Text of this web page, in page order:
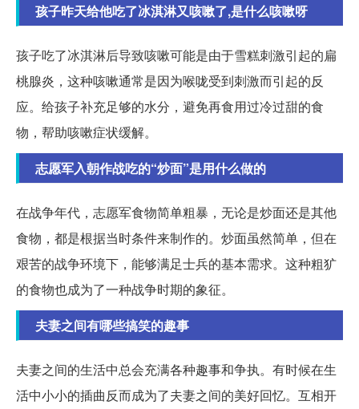
孩子昨天给他吃了冰淇淋又咳嗽了,是什么咳嗽呀
孩子吃了冰淇淋后导致咳嗽可能是由于雪糕刺激引起的扁
桃腺炎，这种咳嗽通常是因为喉咙受到刺激而引起的反
应。给孩子补充足够的水分，避免再食用过冷过甜的食
物，帮助咳嗽症状缓解。
志愿军入朝作战吃的“炒面”是用什么做的
在战争年代，志愿军食物简单粗暴，无论是炒面还是其他
食物，都是根据当时条件来制作的。炒面虽然简单，但在
艰苦的战争环境下，能够满足士兵的基本需求。这种粗犷
的食物也成为了一种战争时期的象征。
夫妻之间有哪些搞笑的趣事
夫妻之间的生活中总会充满各种趣事和争执。有时候在生
活中小小的插曲反而成为了夫妻之间的美好回忆。互相开